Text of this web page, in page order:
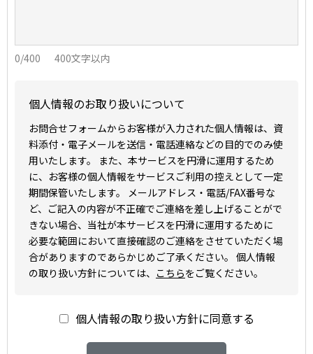
0/400 400文字以内
個人情報のお取り扱いについて
お問合せフォームからお客様が入力された個人情報は、資
料添付・電子メールを送信・電話連絡などの目的でのみ使
用いたします。 また、本サービスを円滑に運用するため
に、お客様の個人情報をサービスご利用の控えとして一定
期間保管いたします。 メールアドレス・電話/FAX番号な
ど、ご記入の内容が不正確でご連絡を差し上げることがで
きない場合、当社が本サービスを円滑に運用するために
必要な範囲において直接確認のご連絡をさせていただく場
合がありますのであらかじめご了承ください。 個人情報
の取り扱い方針については、 こちらをご覧ください。
個人情報の取り扱い方針に同意する